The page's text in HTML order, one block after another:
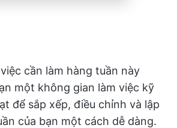
cần làm hàng tuần này
một không gian làm việc kỹ
để sắp xếp, điều chỉnh và lập
của bạn một cách dễ dàng.